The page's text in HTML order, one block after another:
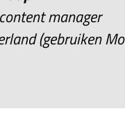
manager
(gebruiken